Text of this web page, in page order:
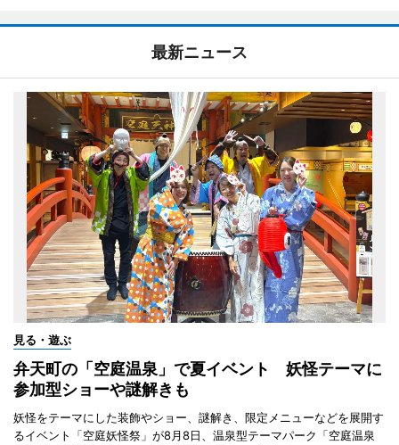
最新ニュース
見る・遊ぶ
弁天町の「空庭温泉」で夏イベント 妖怪テーマに
参加型ショーや謎解きも
妖怪をテーマにした装飾やショー、謎解き、限定メニューなどを展開す
るイベント「空庭妖怪祭」が8月8日、温泉型テーマパーク「空庭温泉